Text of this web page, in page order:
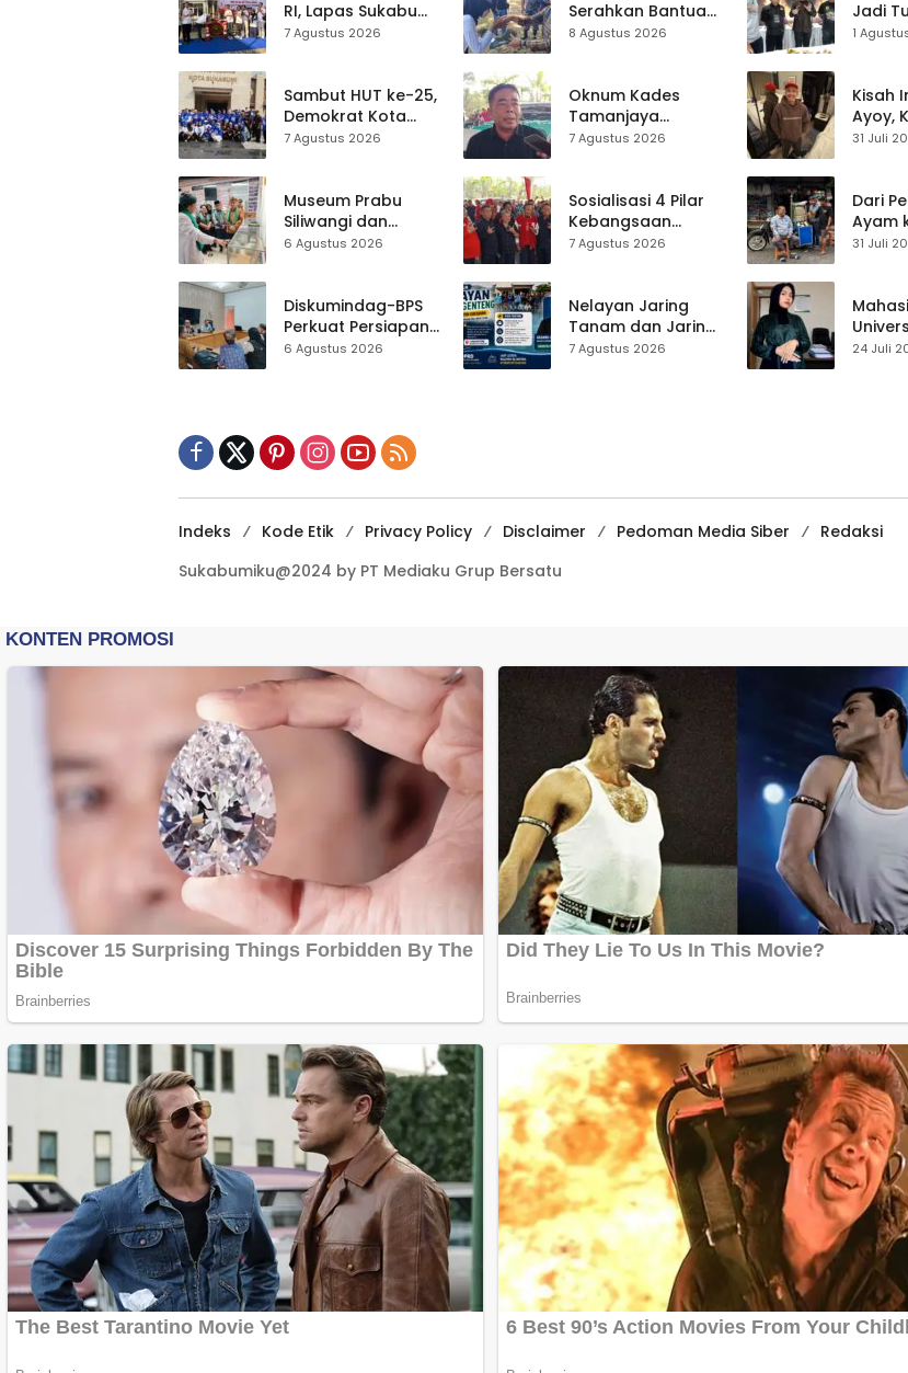
RI, Lapas Sukabumi
Resmi Gelar Pekan
7 Agustus 2026
Sambut HUT ke-25,
Demokrat Kota
Sukabumi
ASRI Lewat Aksi
Bersih Masjid
Agung
7 Agustus 2026
Museum Prabu
Siliwangi dan
Museum Keramik
Hampir 500 Koleksi
Dipisahkan
6 Agustus 2026
Diskumindag-BPS
Perkuat Persiapan
Sensus Ekonomi,
6 Agustus 2026
Serahkan Bantuan
Seragam
Ciracap
8 Agustus 2026
Oknum Kades
Tamanjaya
Terjerat Kasus
Seleksi Calon
Kades Diperketat
7 Agustus 2026
Sosialisasi 4 Pilar
Kebangsaan
Digelar di
Tekankan
Pentingnya
Persatuan
7 Agustus 2026
Nelayan Jaring
Tanam dan Jaring
Obor
7 Agustus 2026
Jadi
Kontes
1
Kisah
Ayoy,
TikTok
Live
31 Juli
Dari
Ayam
Ketua
Pasar
31 Juli
24 Juli
Indeks Kode Etik Privacy Policy Disclaimer Pedoman Media Siber
Redaksi
Sukabumiku@2024 by PT Mediaku Grup Bersatu